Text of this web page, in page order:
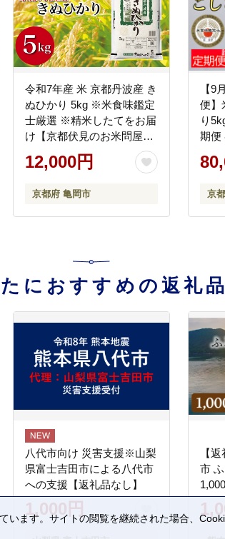
令和7年産 米 京都丹波産 き
ぬひかり 5kg ※米食味鑑定
士厳選 ※精米したてをお届
け【京都伏見のお米問屋が
精米】米 令和7年産 ※沖縄
本島・離島への配送不可
12,000円
京都府 亀岡市
【9
便】
り
期便
8ヶ
け
京
におすすめの返礼品
八代市向け 災害支援※山梨
県富士吉田市による八代市
への支援【返礼品なし】
1,000円
【
市
ます。サイトの閲覧を継続された場合、